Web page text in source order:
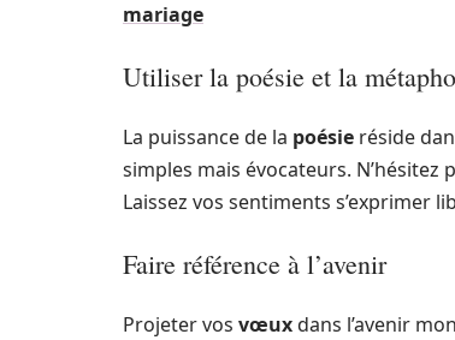
mariage
Utiliser la poésie et la
La puissance de la poésie réside
simples mais évocateurs. N’hésitez
Laissez vos sentiments s’exprimer
Faire référence à l’avenir
Projeter vos vœuxdans l’avenir